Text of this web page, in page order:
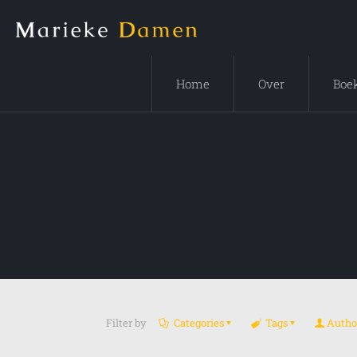
Home Over
Filter by Categories Tags